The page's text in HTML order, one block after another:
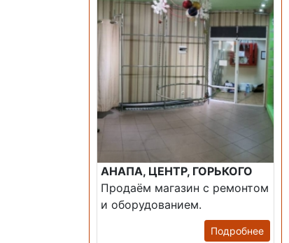
АНАПА, ЦЕНТР, ГОРЬКОГО
Продаём магазин с ремонтом
и оборудованием.
Подробнее